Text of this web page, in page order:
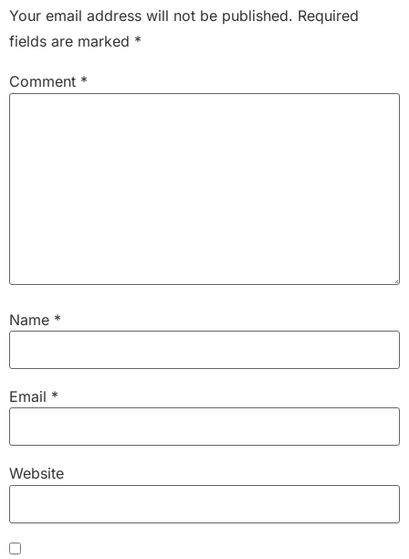
Your email address will not be published. Required
fields are marked *
Comment *
Name *
Email *
Website